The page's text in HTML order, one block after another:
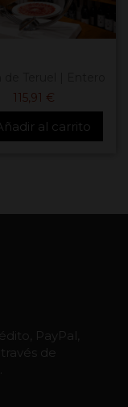
115,91 €
al carrito
PayPal,
de